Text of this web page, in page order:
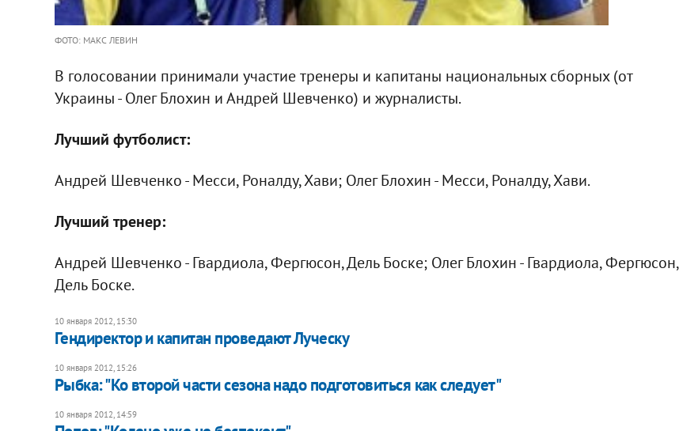
ФОТО: МАКС ЛЕВИН
В голосовании принимали участие тренеры и капитаны национальных сборных (от
Украины - Олег Блохин и Андрей Шевченко) и журналисты.
Лучший футболист:
Андрей Шевченко - Месси, Роналду, Хави; Олег Блохин - Месси, Роналду, Хави.
Лучший тренер:
Андрей Шевченко - Гвардиола, Фергюсон, Дель Боске; Олег Блохин - Гвардиола, Фергюсон,
Дель Боске.
10 января 2012, 15:30
Гендиректор и капитан проведают Луческу
10 января 2012, 15:26
Рыбка: "Ко второй части сезона надо подготовиться как следует"
10 января 2012, 14:59